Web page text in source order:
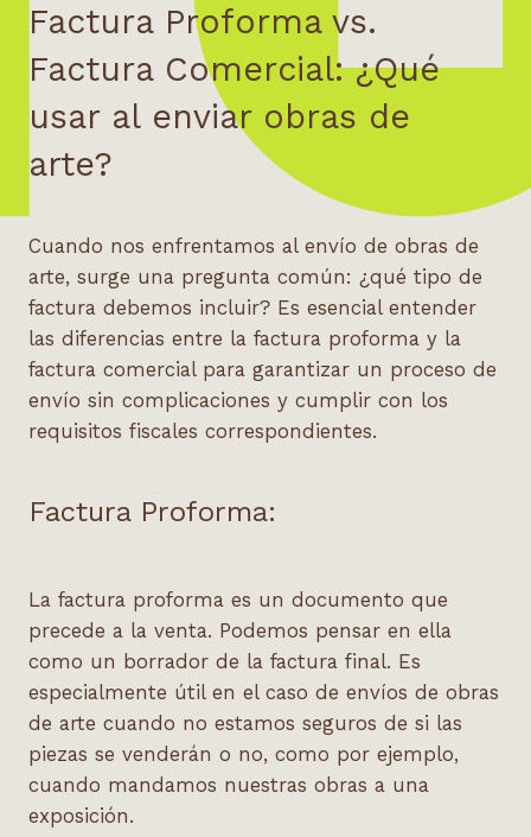
Factura Proforma vs.
Factura Comercial: ¿Qué
usar al enviar obras de
arte?
Cuando nos enfrentamos al envío de obras de
arte, surge una pregunta común: ¿qué tipo de
factura debemos incluir? Es esencial entender
las diferencias entre la factura proforma y la
factura comercial para garantizar un proceso de
envío sin complicaciones y cumplir con los
requisitos fiscales correspondientes.
Factura Proforma:
La factura proforma es un documento que
precede a la venta. Podemos pensar en ella
como un borrador de la factura final. Es
especialmente útil en el caso de envíos de obras
de arte cuando no estamos seguros de si las
piezas se venderán o no, como por ejemplo,
cuando mandamos nuestras obras a una
exposición.